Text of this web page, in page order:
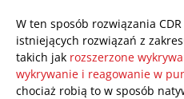
W ten sposób rozwiązania
istniejących rozwiązań z
takich jak rozszerzone
wykrywanie i reagowanie w
chociaż robią to w sposób